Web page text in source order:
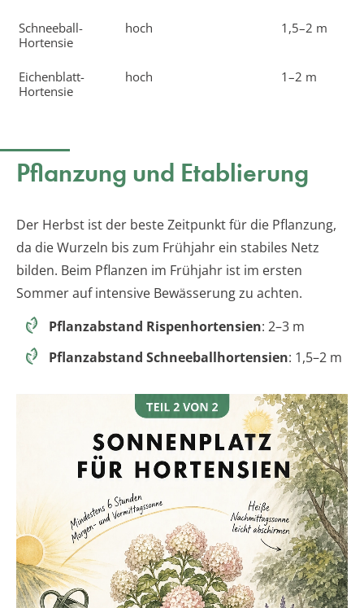
Schneeball-
Hortensie
hoch 1,5–2 m
Eichenblatt-
Hortensie
hoch 1–2 m
Pflanzung und Etablierung
Der Herbst ist der beste Zeitpunkt für die Pflanzung,
da die Wurzeln bis zum Frühjahr ein stabiles Netz
bilden. Beim Pflanzen im Frühjahr ist im ersten
Sommer auf intensive Bewässerung zu achten.
Pflanzabstand Rispenhortensien: 2–3 m
Pflanzabstand Schneeballhortensien: 1,5–2 m